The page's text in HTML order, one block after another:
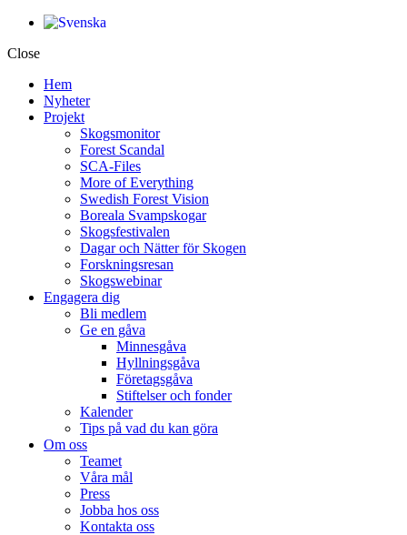
Close
Hem
Nyheter
Projekt
Skogsmonitor
Forest Scandal
SCA-Files
More of Everything
Swedish Forest Vision
Boreala Svampskogar
Skogsfestivalen
Dagar och Nätter för Skogen
Forskningsresan
Skogswebinar
Engagera dig
Bli medlem
Ge en gåva
Minnesgåva
Hyllningsgåva
Företagsgåva
Stiftelser och fonder
Kalender
Tips på vad du kan göra
Om oss
Teamet
Våra mål​
Press
Jobba hos oss
Kontakta oss